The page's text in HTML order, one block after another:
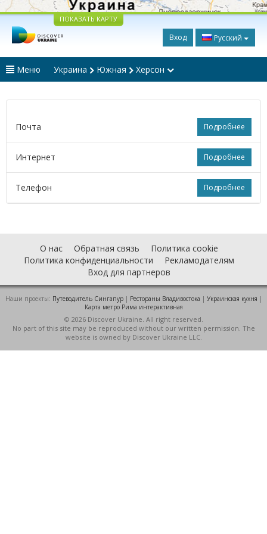
ПОКАЗАТЬ КАРТУ
Вход Русский
Меню Украина Южная Херсон
Подробнее
Почта
Подробнее
Интернет
Подробнее
Телефон
О нас Обратная связь
Политика cookie
Политика конфиденциальности
Рекламодателям
Вход для партнеров
Наши проекты: Путеводитель Сингапур| Рестораны Владивостока | Украинская кухня |
Карта метро Рима интерактивная
© 2026 Discover Ukraine. All right reserved.
No part of this site may be reproduced without our written permission. The
website is owned by Discover Ukraine LLC.